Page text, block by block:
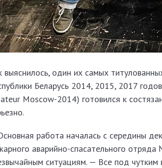
выяснилось, один их самых
Беларусь 2014, 2015, 2017
Moscow-2014) готовился к
работа началась с середины
аварийно-спасательного
ситуациям. — Все под чутким